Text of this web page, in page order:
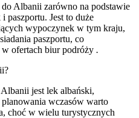
Albanii zarówno na podstawie
paszportu. Jest to duże
wypoczynek w tym kraju,
paszportu, co
ofertach biur podróży .
jest lek albański,
wczasów warto
choć w wielu turystycznych